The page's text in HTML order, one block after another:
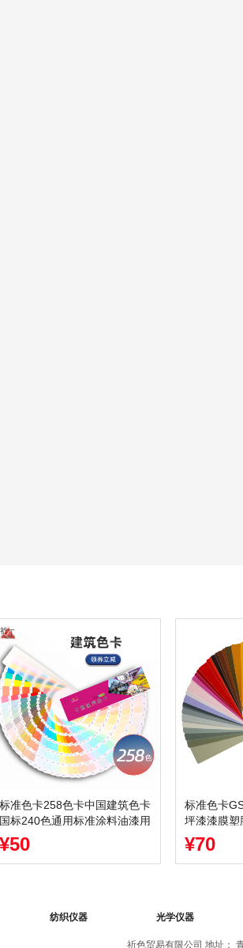
标准色卡258色卡中国建筑色卡
国标240色通用标准涂料油漆用
色卡可定制封面
¥50
标准色卡
坪漆漆膜塑
料GSB05-
¥70
纺织仪器 光学仪器
祈色贸易有限公司 地址：